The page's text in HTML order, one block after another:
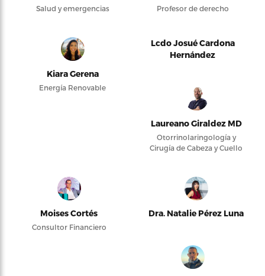
Salud y emergencias Profesor de derecho
Kiara Gerena
Energía Renovable
Lcdo Josué Cardona
Hernández
Laureano Giraldez MD
Otorrinolaringología y
Cirugía de Cabeza y Cuello
Moises Cortés
Consultor Financiero
Dra. Natalie Pérez Luna